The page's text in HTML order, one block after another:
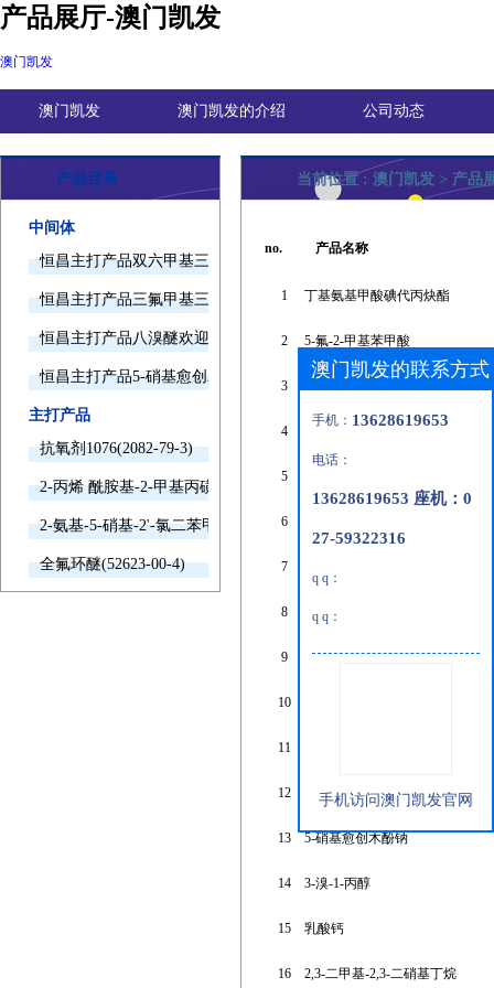
产品展厅-澳门凯发
澳门凯发
澳门凯发 澳门凯发的介绍 公司动态
产品目录
中间体
恒昌主打产品双六甲基三胺欢迎询价
恒昌主打产品三氟甲基三甲基硅烷欢迎询价
恒昌主打产品八溴醚欢迎询价
恒昌主打产品5-硝基愈创木酚钠欢迎询价
主打产品
抗氧剂1076(2082-79-3)
2-丙烯 酰胺基-2-甲基丙磺酸(15214-89-8)
2-氨基-5-硝基-2'-氯二苯甲酮(2011-66-7)
全氟环醚(52623-00-4)
当前位置 : 澳门凯发 > 产品
no. 产品名称
1 丁基氨基甲酸碘代丙炔酯
2 5-氟-2-甲基苯甲酸
3
4 间三氟甲基二苯胺
5
6
7
8 3,5-二硝基-2-氨基吡啶
9 乙酸钠
10
11
12 2-氰基-4-硝基苯胺
13 5-硝基愈创木酚钠
14 3-溴-1-丙醇
15 乳酸钙
16 2,3-二甲基-2,3-二硝基丁烷
澳门凯发的联系方式
手机： 13628619653
电话：
13628619653 座机：0
27-59322316
q q：
q q：
手机访问澳门凯发官网